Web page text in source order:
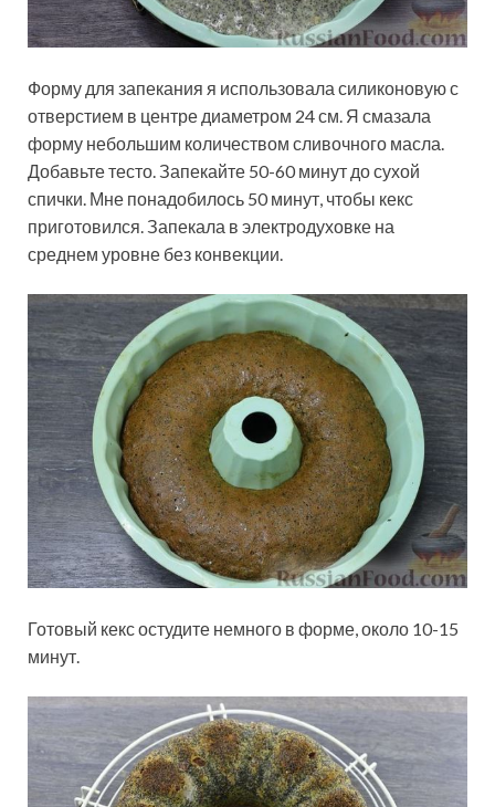
Форму для запекания я использовала силиконовую с
отверстием в центре диаметром 24 см. Я смазала
форму небольшим количеством сливочного масла.
Добавьте тесто. Запекайте 50-60 минут до сухой
спички. Мне понадобилось 50 минут, чтобы кекс
приготовился. Запекала в электродуховке на
среднем уровне без конвекции.
Готовый кекс остудите немного в форме, около 10-15
минут.